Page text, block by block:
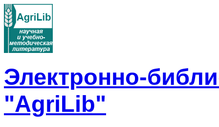
Электронно-
"AgriLib"